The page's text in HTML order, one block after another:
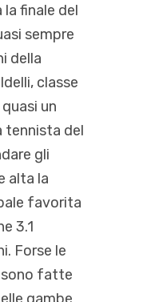
la finale del
sempre
della
classe
un
tennista del
gli
alta la
favorita
3.1
Forse le
fatte